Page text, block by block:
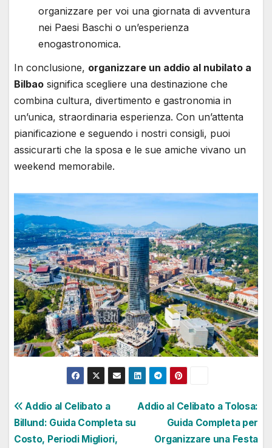
organizzare per voi una giornata di avventura
nei Paesi Baschi o un’esperienza
enogastronomica.
In conclusione, organizzare un addio al nubilato a
Bilbao significa scegliere una destinazione che
combina cultura, divertimento e gastronomia in
un’unica, straordinaria esperienza. Con un’attenta
pianificazione e seguendo i nostri consigli, puoi
assicurarti che la sposa e le sue amiche vivano un
weekend memorabile.
Navigazione
articoli
Addio al Celibato a Tolosa:
Guida Completa per
Organizzare una Festa
Addio al Celibato a
Billund: Guida Completa su
Costo, Periodi Migliori,